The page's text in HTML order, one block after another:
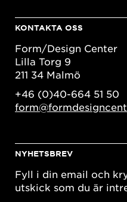
KONTAKTA OSS
Form/Design Center
Lilla Torg 9
211 34 Malmö
+46 (0)40-664 51 50
NYHETSBREV
Fyll i din email och
utskick som du är